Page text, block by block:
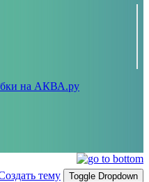
тему
Toggle Dropdown